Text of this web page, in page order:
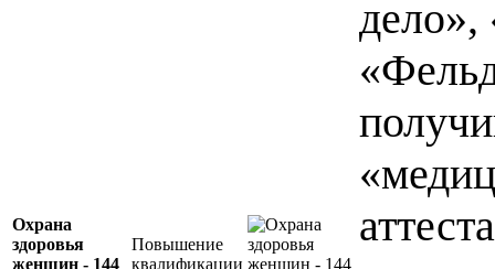
Охрана
здоровья
женщин - 144
Повышение
квалификации
дело»,